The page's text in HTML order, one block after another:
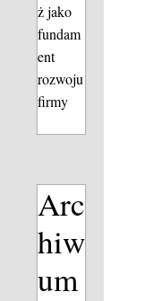
ż jako
fundam
ent
rozwoju
firmy
Arc
hiw
um